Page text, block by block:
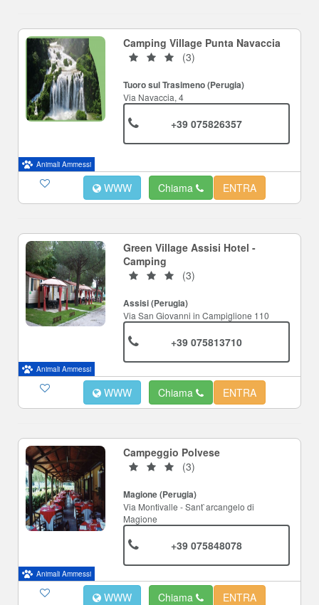
Animali Ammessi
Camping Village Punta Navaccia
(3)
Tuoro sul Trasimeno (Perugia)
Via Navaccia, 4
+39 075826357
WWW Chiama ENTRA
Animali Ammessi
Green Village Assisi Hotel -
Camping
(3)
Assisi (Perugia)
Via San Giovanni in Campiglione 110
+39 075813710
WWW Chiama ENTRA
Animali Ammessi
Campeggio Polvese
(3)
Magione (Perugia)
Via Montivalle - Sant`arcangelo di
Magione
+39 075848078
WWW Chiama ENTRA